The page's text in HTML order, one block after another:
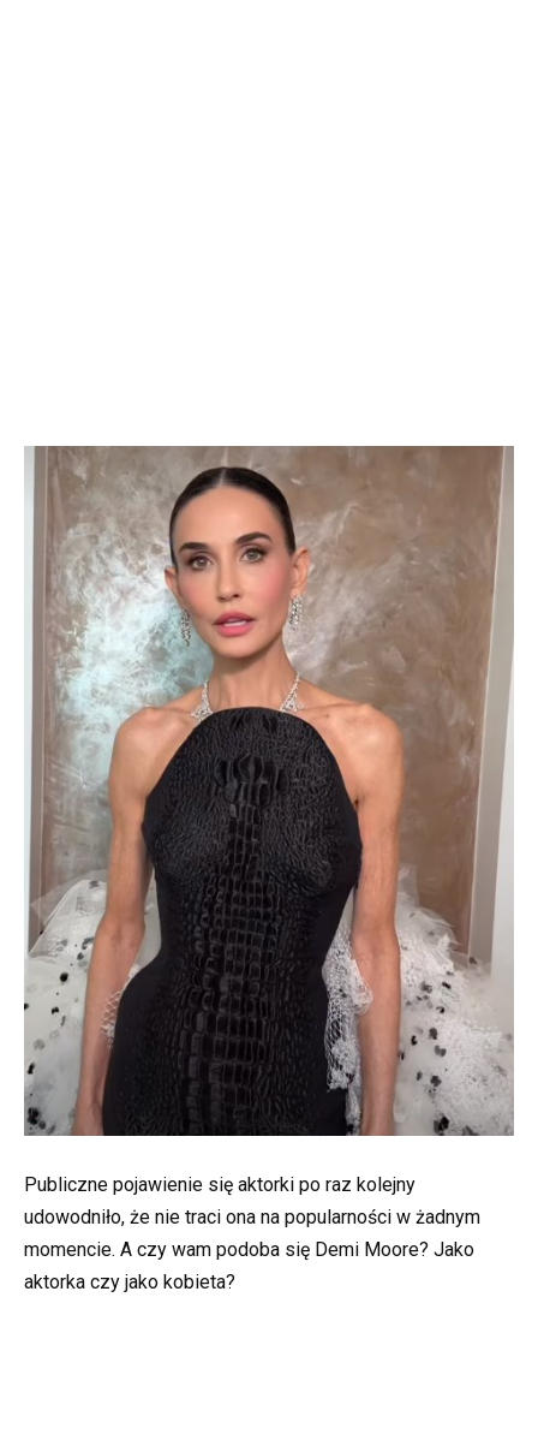
Publiczne pojawienie się aktorki po raz kolejny
udowodniło, że nie traci ona na popularności w żadnym
momencie. A czy wam podoba się Demi Moore? Jako
aktorka czy jako kobieta?